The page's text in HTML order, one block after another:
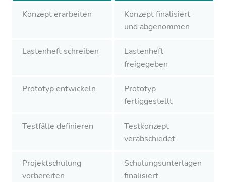
Konzept erarbeiten
Konzept finalisiert
und abgenommen
Lastenheft schreiben
Lastenheft
freigegeben
Prototyp entwickeln
Prototyp
fertiggestellt
Testfälle definieren
Testkonzept
verabschiedet
Projektschulung
vorbereiten
Schulungsunterlagen
finalisiert